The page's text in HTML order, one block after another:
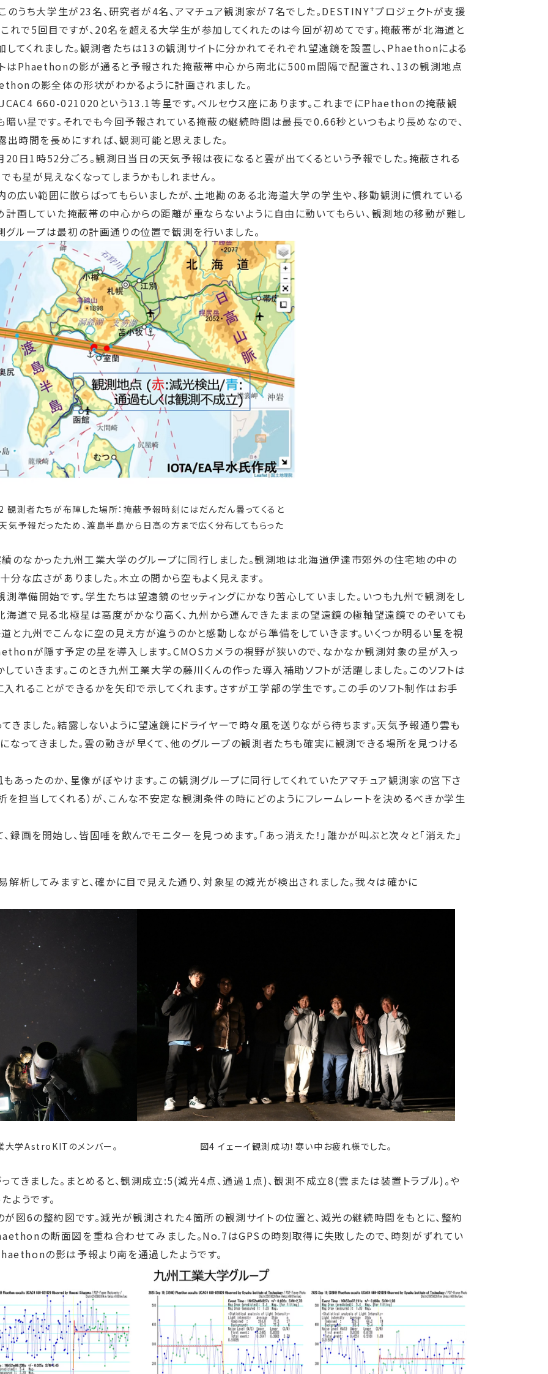
うち大学生が23名、研究者が4名、アマチュア観測家が７名でした。DESTINY+プロジェクトが支援
で5回目ですが、20名を超える大学生が参加してくれたのは今回が初めてです。掩蔽帯が北海道と
してくれました。観測者たちは13の観測サイトに分かれてそれぞれ望遠鏡を設置し、Phaethonによる
はPhaethonの影が通ると予報された掩蔽帯中心から南北に500m間隔で配置され、13の観測地点
の影全体の形状がわかるように計画されました。
660-021020という13.1等星です。ペルセウス座にあります。これまでにPhaethonの掩蔽観
暗い星です。それでも今回予報されている掩蔽の継続時間は最長で0.66秒といつもより長めなので、
時間を長めにすれば、観測可能と思えました。
1時52分ごろ。観測日当日の天気予報は夜になると雲が出てくるという予報でした。掩蔽される
星が見えなくなってしまうかもしれません。
い範囲に散らばってもらいましたが、土地勘のある北海道大学の学生や、移動観測に慣れている
計画していた掩蔽帯の中心からの距離が重ならないように自由に動いてもらい、観測地の移動が難し
ループは最初の計画通りの位置で観測を行いました。
観測者たちが布陣した場所：掩蔽予報時刻にはだんだん曇ってくると
気予報だったため、渡島半島から日高の方まで広く分布してもらった
なかった九州工業大学のグループに同行しました。観測地は北海道伊達市郊外の住宅地の中の
な広さがありました。木立の間から空もよく見えます。
準備開始です。学生たちは望遠鏡のセッティングにかなり苦心していました。いつも九州で観測をし
海道で見る北極星は高度がかなり高く、九州から運んできたままの望遠鏡の極軸望遠鏡でのぞいても
と九州でこんなに空の見え方が違うのかと感動しながら準備をしていきます。いくつか明るい星を視
が隠す予定の星を導入します。CMOSカメラの視野が狭いので、なかなか観測対象の星が入っ
ていきます。このとき九州工業大学の藤川くんの作った導入補助ソフトが活躍しました。このソフトは
ることができるかを矢印で示してくれます。さすが工学部の学生です。この手のソフト制作はお手
ました。結露しないように望遠鏡にドライヤーで時々風を送りながら待ちます。天気予報通り雲も
ってきました。雲の動きが早くて、他のグループの観測者たちも確実に観測できる場所を見つける
ったのか、星像がぼやけます。この観測グループに同行してくれていたアマチュア観測家の宮下さ
担当してくれる）が、こんな不安定な観測条件の時にどのようにフレームレートを決めるべきか学生
を開始し、皆固唾を飲んでモニターを見つめます。「あっ消えた！」誰かが叫ぶと次々と「消えた」
析してみますと、確かに目で見えた通り、対象星の減光が検出されました。我々は確かに
大学AstroKITのメンバー。 図4 イェーイ観測成功！寒い中お疲れ様でした。
きました。まとめると、観測成立:5(減光4点、通過１点)、観測不成立8(雲または装置トラブル)。や
ようです。
6の整約図です。減光が観測された４箇所の観測サイトの位置と、減光の継続時間をもとに、整約
の断面図を重ね合わせてみました。No.7はGPSの時刻取得に失敗したので、時刻がずれてい
の影は予報より南を通過したようです。